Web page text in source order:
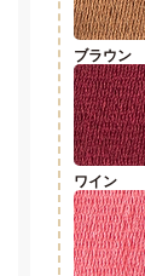
ブラウン
ワイン